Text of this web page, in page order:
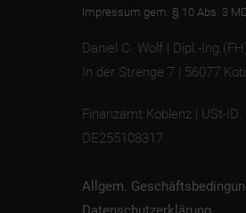
Impressum gem. § 10 Abs. 3
Daniel C. Wolf | Dipl.-
In der Strenge 7 | 56077
Finanzamt Koblenz | USt-ID
DE255108317
Allgem.